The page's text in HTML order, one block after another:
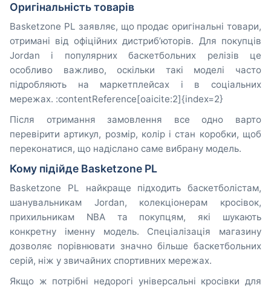
Оригінальність товарів
Basketzone PL заявляє, що продає оригінальні товари,
отримані від офіційних дистриб’юторів. Для покупців
Jordan і популярних баскетбольних релізів це
особливо важливо, оскільки такі моделі часто
підробляють на маркетплейсах і в соціальних
мережах. :contentReference[oaicite:2]{index=2}
Після отримання замовлення все одно варто
перевірити артикул, розмір, колір і стан коробки, щоб
переконатися, що надіслано саме вибрану модель.
Кому підійде Basketzone PL
Basketzone PL найкраще підходить баскетболістам,
шанувальникам Jordan, колекціонерам кросівок,
прихильникам NBA та покупцям, які шукають
конкретну іменну модель. Спеціалізація магазину
дозволяє порівнювати значно більше баскетбольних
серій, ніж у звичайних спортивних мережах.
Якщо ж потрібні недорогі універсальні кросівки для